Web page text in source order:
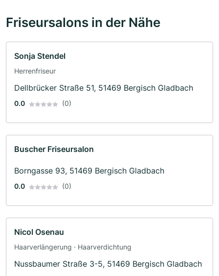
Friseursalons in der Nähe
Sonja Stendel
Herrenfriseur
Dellbrücker Straße 51, 51469 Bergisch Gladbach
0.0 (0)
Buscher Friseursalon
Borngasse 93, 51469 Bergisch Gladbach
0.0 (0)
Nicol Osenau
Haarverlängerung · Haarverdichtung
Nussbaumer Straße 3-5, 51469 Bergisch Gladbach